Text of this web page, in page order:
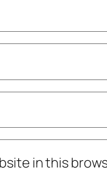
in this